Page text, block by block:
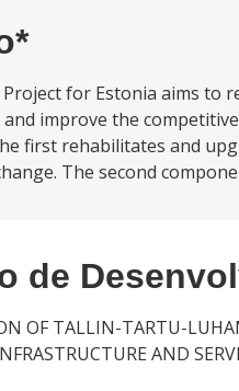
for Estonia aims to
improve the
first rehabilitates and
The second
de
OF TALLIN-TARTU-
AND